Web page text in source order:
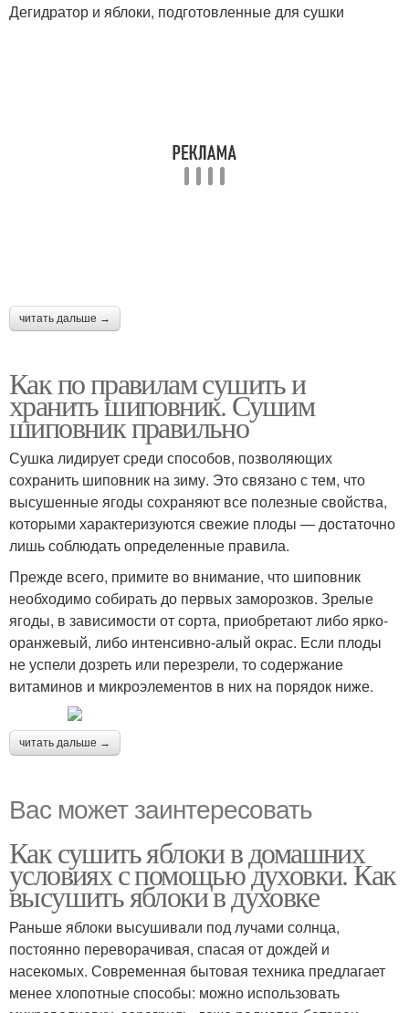
Дегидратор и яблоки, подготовленные для сушки
читать дальше →
Как по правилам сушить и
хранить шиповник. Сушим
шиповник правильно
Сушка лидирует среди способов, позволяющих
сохранить шиповник на зиму. Это связано с тем, что
высушенные ягоды сохраняют все полезные свойства,
которыми характеризуются свежие плоды — достаточно
лишь соблюдать определенные правила.
Прежде всего, примите во внимание, что шиповник
необходимо собирать до первых заморозков. Зрелые
ягоды, в зависимости от сорта, приобретают либо ярко-
оранжевый, либо интенсивно-алый окрас. Если плоды
не успели дозреть или перезрели, то содержание
витаминов и микроэлементов в них на порядок ниже.
читать дальше →
Вас может заинтересовать
Как сушить яблоки в домашних
условиях с помощью духовки. Как
высушить яблоки в духовке
Раньше яблоки высушивали под лучами солнца,
постоянно переворачивая, спасая от дождей и
насекомых. Современная бытовая техника предлагает
менее хлопотные способы: можно использовать